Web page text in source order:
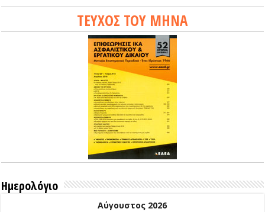
ΤΕΥΧΟΣ ΤΟΥ ΜΗΝΑ
Ημερολόγιο
Αύγουστος 2026